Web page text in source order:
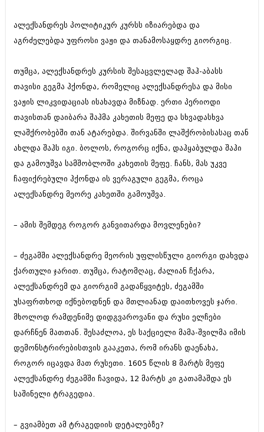
ალექსანდრეს პოლიტიკურ კურსს იზიარებდა და
აგრძელებდა უფროსი ვაჟი და თანამოსაყდრე გიორგიც.
თუმცა, ალექსანდრეს კურსის შესაცვლელად შაჰ-აბასს
თავისი გეგმა ჰქონდა, რომელიც ალექსანდრესა და მისი
ვაჟის ლიკვიდაციას ისახავდა მიზნად. ერთი პერიოდი
თავისთან დაიბარა შაჰმა კახეთის მეფე და სხვადასხვა
ლაშქრობებში თან ატარებდა. შირვანში ლაშქრობისასაც თან
ახლდა შაჰს იგი. ბოლოს, როგორც იქნა, დაჰყაბულდა შაჰი
და გამოუშვა სამშობლოში კახეთის მეფე. ჩანს, მას უკვე
ჩაფიქრებული ჰქონდა ის ვერაგული გეგმა, როცა
ალექსანდრე მეორე კახეთში გამოუშვა.
– ამის შემდეგ როგორ განვითარდა მოვლენები?
– ძეგამში ალექსანდრე მეორის უფლისწული გიორგი დახვდა
ქართული ჯარით. თუმცა, რატომღაც, ძალიან ჩქარა,
ალექსანდრემ და გიორგიმ გადაწყვიტეს, ძეგამში
უსაფრთხოდ იქნებოდნენ და მთლიანად დაითხოვეს ჯარი.
მხოლოდ რამდენიმე დიდგვაროვანი და რუსი ელჩები
დარჩნენ მათთან. შესაძლოა, ეს საქციელი მამა-შვილმა იმის
დემონსტრირებისთვის გააკეთა, რომ ირანს დაენახა,
როგორ იცავდა მათ რუსეთი. 1605 წლის 8 მარტს მეფე
ალექსანდრე ძეგამში ჩავიდა, 12 მარტს კი გათამაშდა ეს
საშინელი ტრაგედია.
– გვიამბეთ ამ ტრაგედიის დეტალებზე?